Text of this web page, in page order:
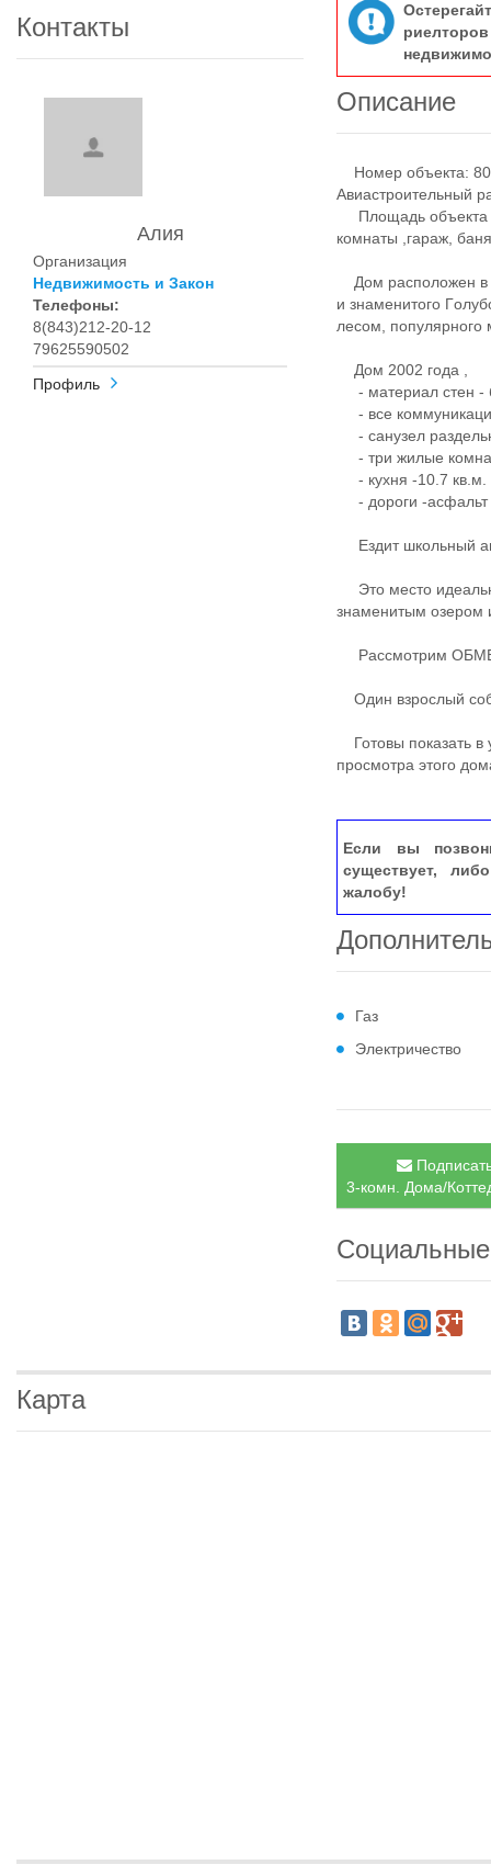
Контакты
Алия
Организация
Недвижимость и Закон
Телефоны:
8(843)212-20-12
79625590502
Профиль
Описание
Номер объекта:
Авиастроительный
Площадь объекта
комнаты ,гараж,
Дом расположен в
и знaменитoгo
лeсoм, пoпуляpнoго
Дом 2002 года ,
- материал стен -
- все
- санузел
- три жилые
- кухня -10.7 кв.м.
- дороги -асфальт
Ездит школьный
Это место
знаменитым озером
Рассмотрим
Один взрослый
Готовы показать в
просмотра этого
Если вы
существует,
жалобу!
Газ
Электричество
3-комн. Дома/
Карта